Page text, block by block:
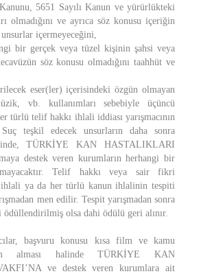
5651 Sayılı Kanun ve yürürlükteki
olmadığını ve ayrıca söz konusu içeriğin
içermeyeceğini,
bir gerçek veya tüzel kişinin şahsi veya
söz konusu olmadığını taahhüt ve
eser(ler) içerisindeki özgün olmayan
vb. kullanımları sebebiyle üçüncü
türlü telif hakkı ihlali iddiası yarışmacının
Suç teşkil edecek unsurların daha sonra
TÜRKİYE KAN HASTALIKLARI
destek veren kurumların herhangi bir
Telif hakkı veya sair fikri
ihlali ya da her türlü kanun ihlalinin tespiti
men edilir. Tespit yarışmadan sonra
ödüllendirilmiş olsa dahi ödülü geri alınır.
başvuru konusu kısa film ve kamu
alması halinde TÜRKİYE KAN
ve destek veren kurumlara ait